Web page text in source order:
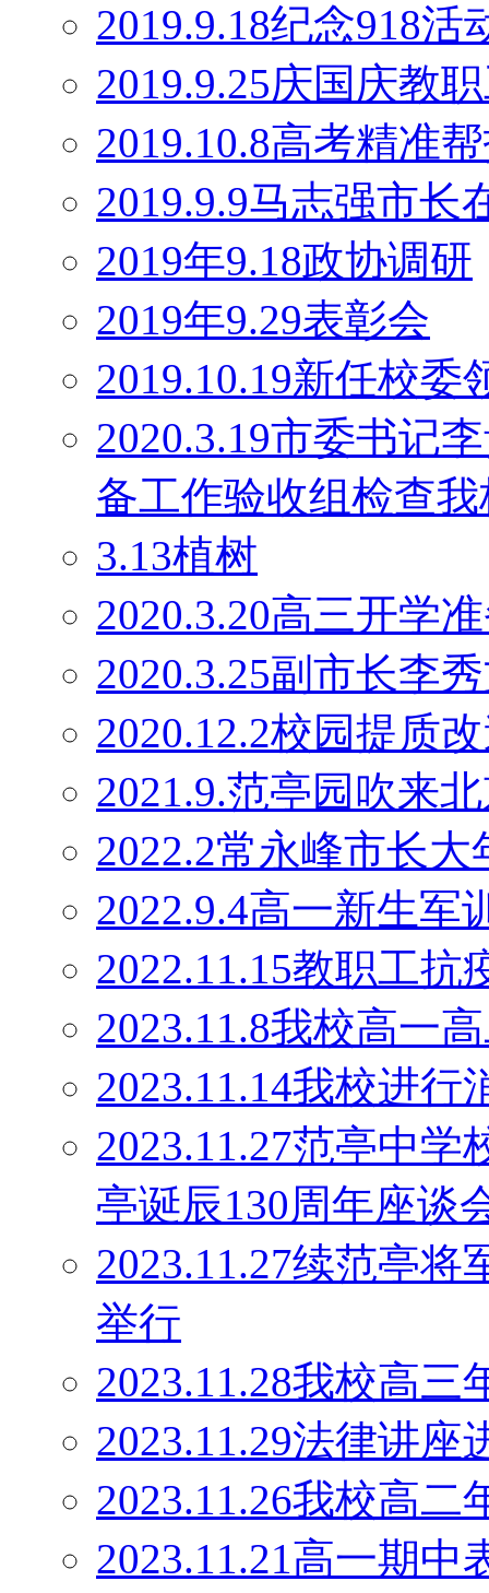
2019.9.18纪念918活
2019.9.25庆国庆教
2019.10.8高考精准
2019.9.9马志强市长
2019年9.18政协调研
2019年9.29表彰会
2019.10.19新任校委
2020.3.19市委书记
备工作验收组检查我
3.13植树
2020.3.20高三开学
2020.3.25副市长李
2020.12.2校园提质
2021.9.范亭园吹来
2022.2常永峰市长
2022.9.4高一新生军
2022.11.15教职工抗
2023.11.8我校高一
2023.11.14我校进行
2023.11.27范亭中
亭诞辰130周年座谈
2023.11.27续范亭将
举行
2023.11.28我校高
2023.11.29法律讲座
2023.11.26我校高
2023.11.21高一期中